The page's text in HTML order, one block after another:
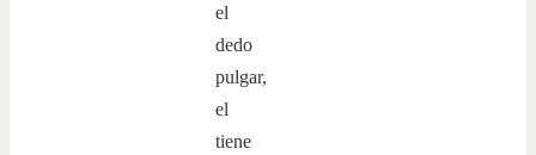
el
dedo
pulgar,
el
tiene